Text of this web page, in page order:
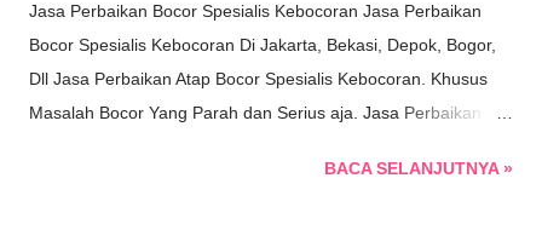
Jasa Perbaikan Bocor Spesialis Kebocoran Jasa Perbaikan
Bocor Spesialis Kebocoran Di Jakarta, Bekasi, Depok, Bogor,
Dll Jasa Perbaikan Atap Bocor Spesialis Kebocoran. Khusus
Masalah Bocor Yang Parah dan Serius aja. Jasa Perbaikan
Genteng bocor , Dinding rembes, Dinding lembab, Talang
BACA SELANJUTNYA »